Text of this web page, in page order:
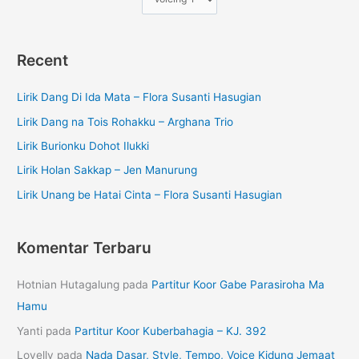
Recent
Lirik Dang Di Ida Mata – Flora Susanti Hasugian
Lirik Dang na Tois Rohakku – Arghana Trio
Lirik Burionku Dohot Ilukki
Lirik Holan Sakkap – Jen Manurung
Lirik Unang be Hatai Cinta – Flora Susanti Hasugian
Komentar Terbaru
Hotnian Hutagalung pada Partitur Koor Gabe Parasiroha Ma
Hamu
Yanti pada Partitur Koor Kuberbahagia – KJ. 392
Lovelly pada Nada Dasar, Style, Tempo, Voice Kidung Jemaat